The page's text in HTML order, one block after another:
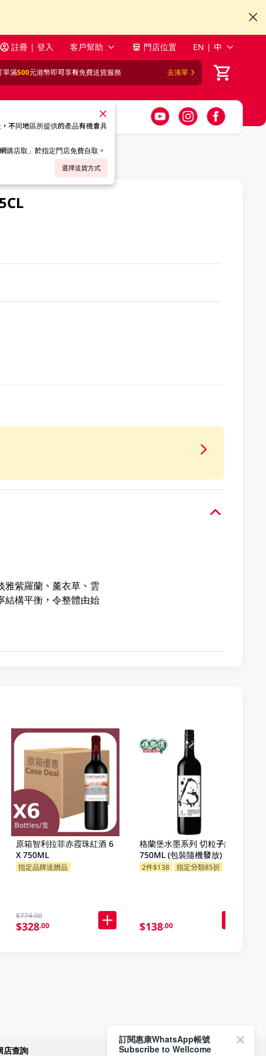
註冊 | 登入 客戶幫助 門店位置 EN | 中
單滿500元港幣即可享有免費送貨服務 去湊單
不同地區所提供的產品有機會具
購店取」於指定門店免費自取。
選擇送貨方式
雅紫羅蘭、薰衣草、雲
結構平衡，令整體由始
原箱智利拉菲赤霞珠紅酒 6
X 750ML
指定品牌送贈品
$774.00
$328.00
格蘭堡水墨系列 切粒子紅酒
750ML (包裝隨機發放)
2件$138 指定分類85折
$138.00
店查詢 付款方式
訂閱惠康WhatsApp帳號
Subscribe to Wellcome